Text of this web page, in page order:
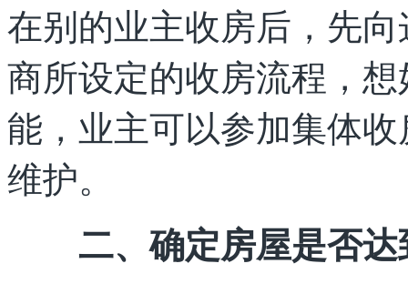
在别的业主收房后，先
商所设定的收房流程，
能，业主可以参加集体
维护。
二、确定房屋是否达